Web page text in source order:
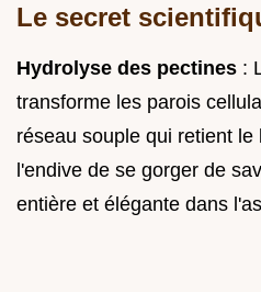
Le secret
Hydrolyse des pectines :
transforme les parois
réseau souple qui retient
l'endive de se gorger de
entière et élégante dans